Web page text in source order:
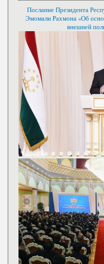
Послание Президента
Эмомали Рахмона «Об
внешней